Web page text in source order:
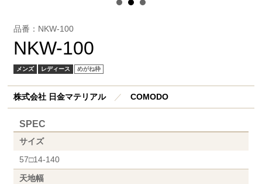
品番：NKW-100
NKW-100
メンズ レディース めがね枠
株式会社 日金マテリアル／COMODO
SPEC
サイズ
57□14-140
天地幅